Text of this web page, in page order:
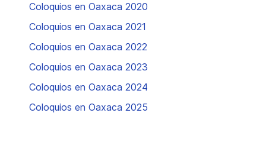
Coloquios en Oaxaca 2020
Coloquios en Oaxaca 2021
Coloquios en Oaxaca 2022
Coloquios en Oaxaca 2023
Coloquios en Oaxaca 2024
Coloquios en Oaxaca 2025